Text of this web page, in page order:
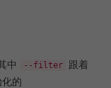
中 --filter
跟着
的